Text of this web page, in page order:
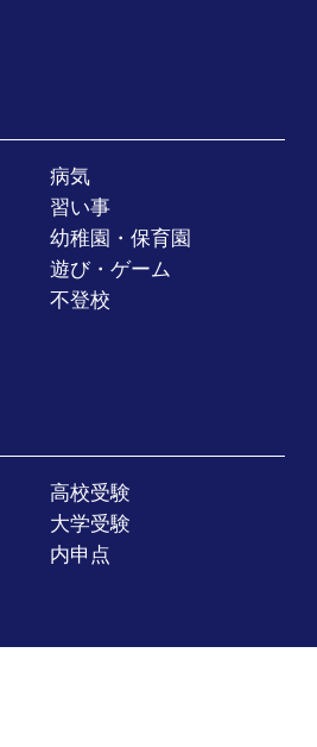
病気
習い事
幼稚園・保育園
遊び・ゲーム
不登校
高校受験
大学受験
内申点